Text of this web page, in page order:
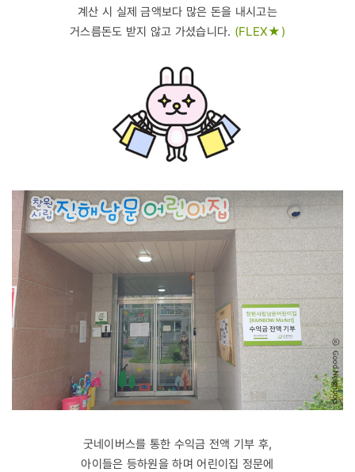
계산 시 실제 금액보다 많은 돈을 내시고는
거스름돈도 받지 않고 가셨습니다. (FLEX★)
굿네이버스를 통한 수익금 전액 기부 후,
아이들은 등하원을 하며 어린이집 정문에